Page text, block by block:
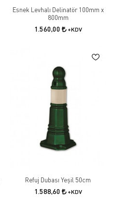
Esnek Levhalı Delinatör 100mm x
800mm
1.560,00 +KDV
Refuj Dubası Yeşil 50cm
1.588,60 +KDV